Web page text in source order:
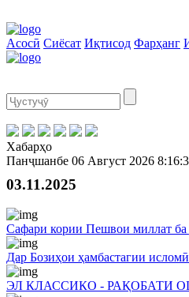
Асосӣ Сиёсат Иқтисод Фарҳанг
Хабарҳо
Панҷшанбе 06 Август 2026
03.11.2025
Сафари кории Пешвои миллат ба
Дар Бозиҳои ҳамбастагии
ЭЛ КЛАССИКО - РАҚОБАТИ